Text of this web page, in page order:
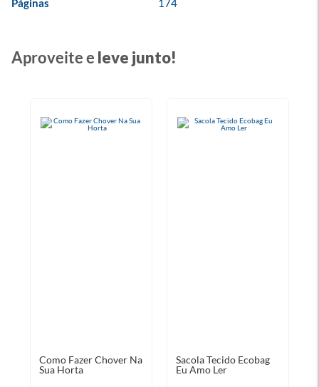
Páginas 174
Aproveite e leve junto!
Como Fazer Chover Na
Sua Horta
Sacola Tecido Ecobag
Eu Amo Ler